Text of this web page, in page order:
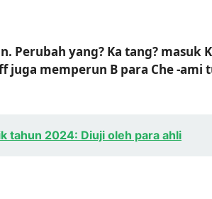
Perubah yang? Ka tang? masuk
juga memperun B para Che -ami
tahun 2024: Diuji oleh para ahli